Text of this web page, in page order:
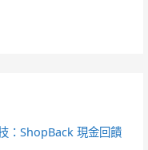
：ShopBack 現金回饋